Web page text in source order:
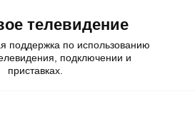
телевидение
поддержка по использованию
подключении и
приставках.